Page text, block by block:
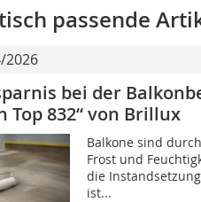
passende
2026
bei der
Top 832“ von Brillux
Balkone sind
Frost und
die
ist...